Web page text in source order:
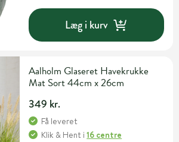
Læg i kurv
Aalholm Glaseret Havekrukke
Mat Sort 44cm x 26cm
349 kr.
Få leveret
Klik & Hent i16 centre